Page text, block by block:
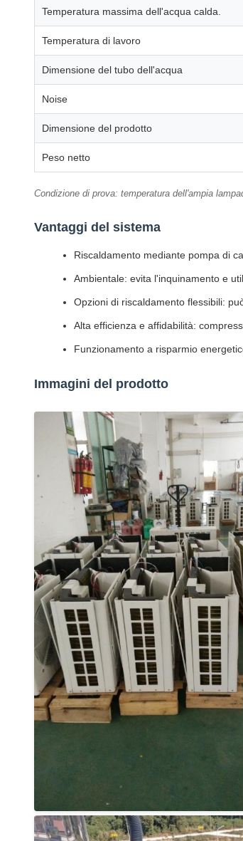
Temperatura massima dell'acqua calda.
Temperatura di lavoro
Dimensione del tubo dell'acqua
Noise
Dimensione del prodotto
Peso netto
Condizione di prova: temperatura dell'ampia
Vantaggi del sistema
Riscaldamento mediante pompa di
Ambientale: evita l'inquinamento e
Opzioni di riscaldamento flessibili:
Alta efficienza e affidabilità:
Funzionamento a risparmio
Immagini del prodotto